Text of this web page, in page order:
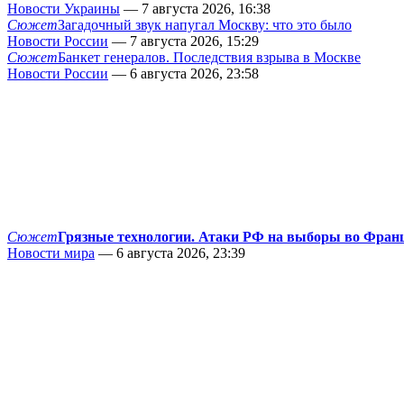
Новости Украины — 7 августа 2026, 16:38
СюжетЗагадочный звук напугал Москву: что это было
Новости России — 7 августа 2026, 15:29
СюжетБанкет генералов. Последствия взрыва в Москве
Новости России — 6 августа 2026, 23:58
СюжетГрязные технологии. Атаки РФ на выборы во
Новости мира — 6 августа 2026, 23:39